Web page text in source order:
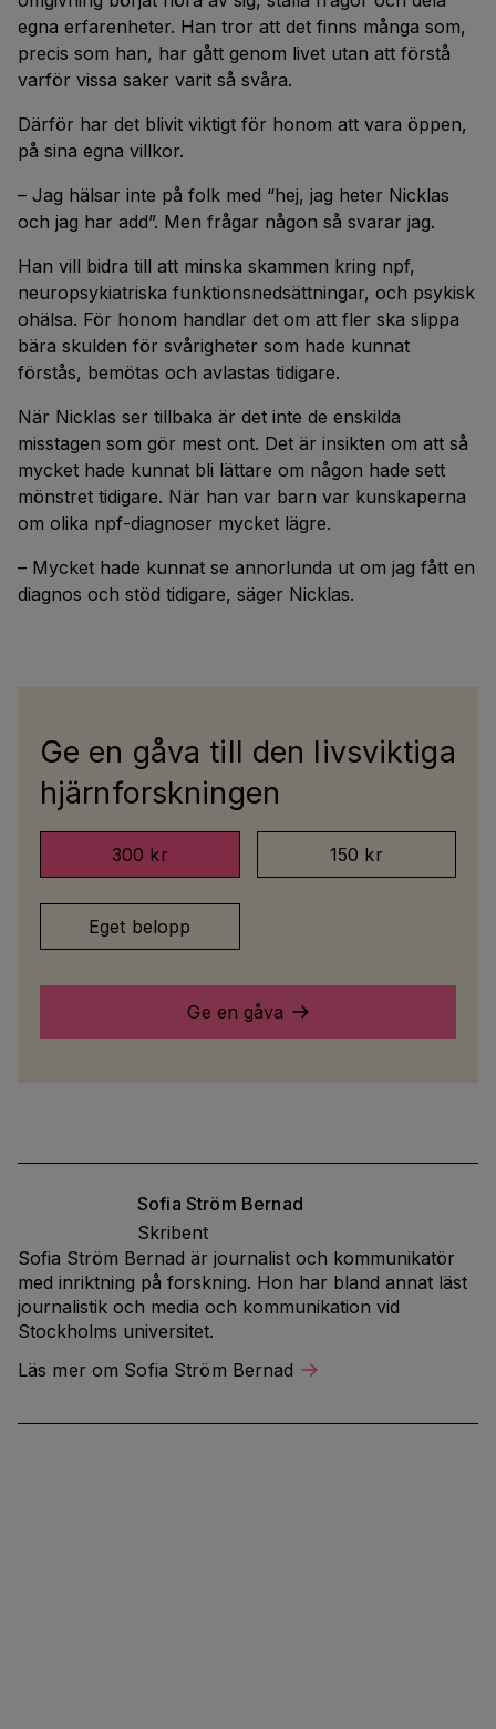
egna erfarenheter. Han tror att det finns många som,
precis som han, har gått genom livet utan att förstå
varför vissa saker varit så svåra.
Därför har det blivit viktigt för honom att vara öppen,
på sina egna villkor.
– Jag hälsar inte på folk med “hej, jag heter Nicklas
och jag har add”. Men frågar någon så svarar jag.
Han vill bidra till att minska skammen kring npf,
neuropsykiatriska funktionsnedsättningar, och psykisk
ohälsa. För honom handlar det om att fler ska slippa
bära skulden för svårigheter som hade kunnat
förstås, bemötas och avlastas tidigare.
När Nicklas ser tillbaka är det inte de enskilda
misstagen som gör mest ont. Det är insikten om att så
mycket hade kunnat bli lättare om någon hade sett
mönstret tidigare. När han var barn var kunskaperna
om olika npf-diagnoser mycket lägre.
– Mycket hade kunnat se annorlunda ut om jag fått en
diagnos och stöd tidigare, säger Nicklas.
Ge en gåva till den livsviktiga
hjärnforskningen
300 kr 150 kr
Eget belopp
Ge en gåva
Sofia Ström Bernad
Skribent
Sofia Ström Bernad är journalist och kommunikatör
med inriktning på forskning. Hon har bland annat läst
journalistik och media och kommunikation vid
Stockholms universitet.
Läs mer om Sofia Ström Bernad